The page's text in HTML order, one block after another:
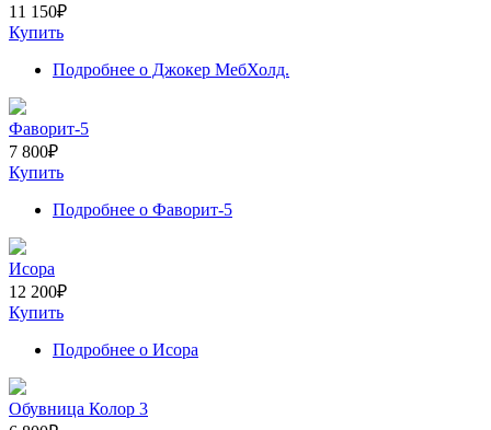
11 150₽
Купить
Подробнее о Джокер МебХолд.
Фаворит-5
7 800₽
Купить
Подробнее о Фаворит-5
Исора
12 200₽
Купить
Подробнее о Исора
Обувница Колор 3